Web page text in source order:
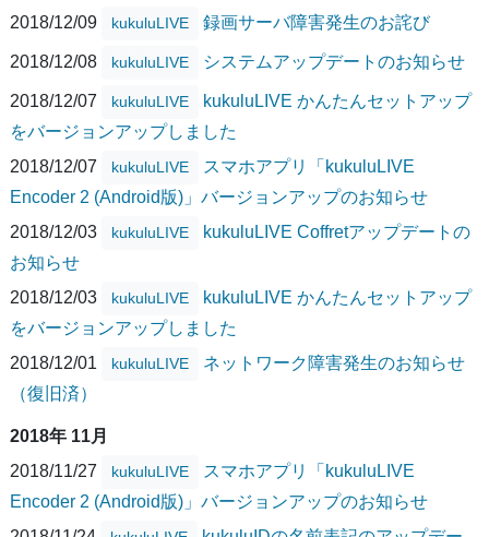
2018/12/09
kukuluLIVE 録画サーバ障害発生のお詫び
2018/12/08 kukuluLIVE システムアップデートのお知らせ
2018/12/07 kukuluLIVE
kukuluLIVE かんたんセットアップ
をバージョンアップしました
2018/12/07
kukuluLIVE
スマホアプリ「kukuluLIVE
Encoder 2 (Android版)」バージョンアップのお知らせ
2018/12/03
kukuluLIVE
kukuluLIVE Coffretアップデートの
お知らせ
2018/12/03
kukuluLIVE
kukuluLIVE かんたんセットアップ
をバージョンアップしました
2018/12/01
kukuluLIVE
ネットワーク障害発生のお知らせ
（復旧済）
2018年 11月
2018/11/27
kukuluLIVE
スマホアプリ「kukuluLIVE
Encoder 2 (Android版)」バージョンアップのお知らせ